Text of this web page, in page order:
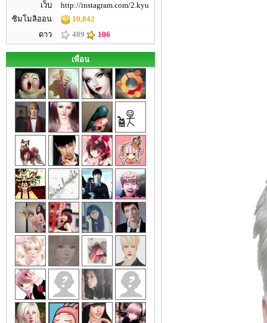
เว็บ
http://instagram.com/2.kyu
ซิมโมลิออน
10,842
ดาว
489 106
เพื่อน